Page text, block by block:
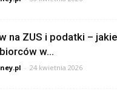
na ZUS i podatki –
w...
- 24 kwietnia 2026